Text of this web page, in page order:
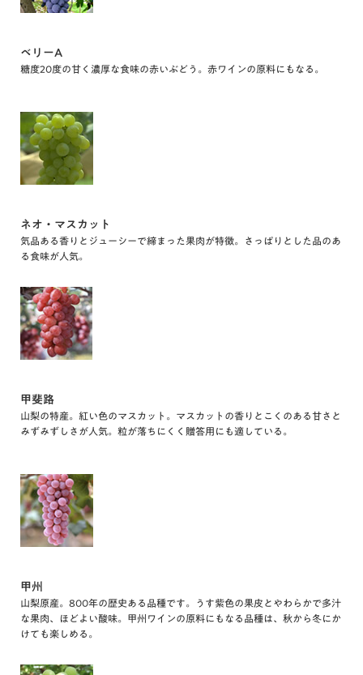
ベリーA
糖度20度の甘く濃厚な食味の赤いぶどう。赤ワインの原料にもなる。
ネオ・マスカット
気品ある香りとジューシーで締まった果肉が特徴。さっぱりとした品のあ
る食味が人気。
甲斐路
山梨の特産。紅い色のマスカット。マスカットの香りとこくのある甘さと
みずみずしさが人気。粒が落ちにくく贈答用にも適している。
甲州
山梨原産。800年の歴史ある品種です。うす紫色の果皮とやわらかで多汁
な果肉、ほどよい酸味。甲州ワインの原料にもなる品種は、秋から冬にか
けても楽しめる。